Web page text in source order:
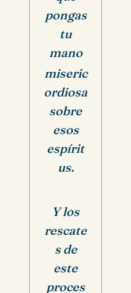
pongas
tu
mano
miseric
ordiosa
sobre
esos
espírit
us.
Y los
rescate
s de
este
proces